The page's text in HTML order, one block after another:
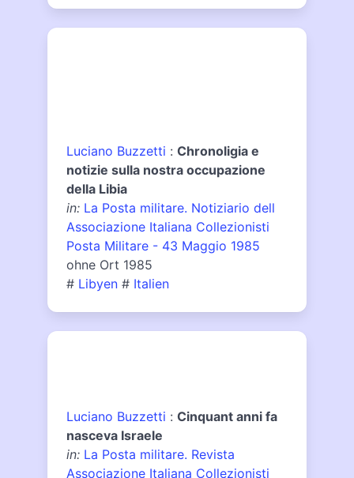
Luciano Buzzetti : Chronoligia e
notizie sulla nostra occupazione
della Libia
in: La Posta militare. Notiziario dell
Associazione Italiana Collezionisti
Posta Militare - 43 Maggio 1985
ohne Ort 1985
# Libyen # Italien
Luciano Buzzetti : Cinquant anni fa
nasceva Israele
in: La Posta militare. Revista
Associazione Italiana Collezionisti